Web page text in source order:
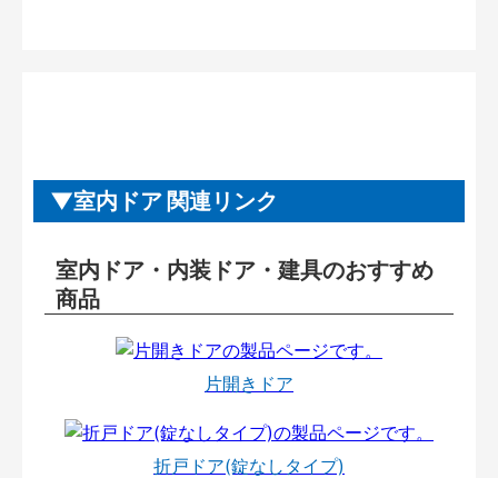
室内ドア 関連リンク
室内ドア・内装ドア・建具のおすすめ
商品
片開きドア
折戸ドア(錠なしタイプ)